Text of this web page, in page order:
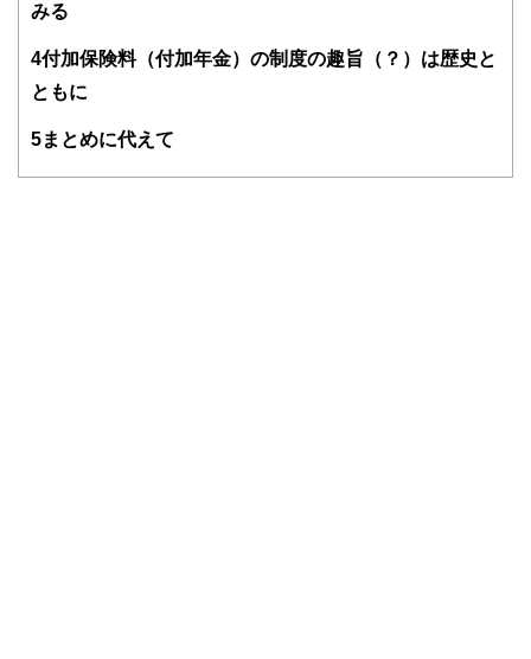
みる
4付加保険料（付加年金）の制度の趣旨（？）は歴史と
ともに
5まとめに代えて